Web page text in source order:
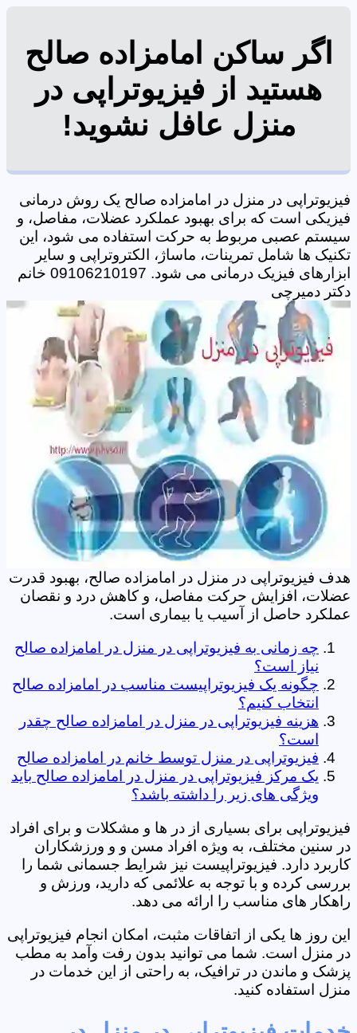
اگر ساکن امامزاده صالح
هستید از فیزیوتراپی در
منزل عافل نشوید!
فیزیوتراپی در منزل در امامزاده صالح یک روش درمانی
فیزیکی است که برای بهبود عملکرد عضلات، مفاصل، و
سیستم عصبی مربوط به حرکت استفاده می شود، این
تکنیک ها شامل تمرینات، ماساژ، الکتروتراپی و سایر
ابزارهای فیزیک درمانی می شود. 09106210197 خانم
دکتر دمیرچی
هدف فیزیوتراپی در منزل در امامزاده صالح، بهبود قدرت
عضلات، افزایش حرکت مفاصل، و کاهش درد و نقصان
عملکرد حاصل از آسیب یا بیماری است.
چه زمانی به فیزیوتراپی در منزل در امامزاده صالح
نیاز است؟
چگونه یک فیزیوتراپیست مناسب در امامزاده صالح
انتخاب کنیم؟
هزینه فیزیوتراپی در منزل در امامزاده صالح چقدر
است؟
فیزیوتراپی در منزل توسط خانم در امامزاده صالح
یک مرکز فیزیوتراپی در منزل در امامزاده صالح باید
ویژگی های زیر را داشته باشد؟
فیزیوتراپی برای بسیاری از در ها و مشکلات و برای افراد
در سنین مختلف، به ویژه افراد مسن و و ورزشکاران
کاربرد دارد. فیزیوتراپیست نیز شرایط جسمانی شما را
بررسی کرده و با توجه به علائمی که دارید، ورزش و
راهکار های مناسب را ارائه می دهد.
این روز ها یکی از اتفاقات مثبت، امکان انجام فیزیوتراپی
در منزل است. شما می توانید بدون رفت وآمد به مطب
پزشک و ماندن در ترافیک، به راحتی از این خدمات در
منزل استفاده کنید.